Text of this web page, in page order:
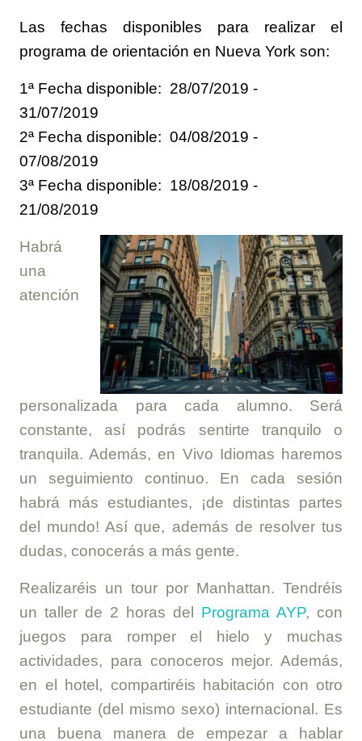
Las fechas disponibles para realizar el
programa de orientación en Nueva York son:
1ª Fecha disponible: 28/07/2019 -
31/07/2019
2ª Fecha disponible: 04/08/2019 -
07/08/2019
3ª Fecha disponible: 18/08/2019 -
21/08/2019
Habrá
una
atención
personalizada para cada alumno. Será
constante, así podrás sentirte tranquilo o
tranquila. Además, en Vivo Idiomas haremos
un seguimiento continuo. En cada sesión
habrá más estudiantes, ¡de distintas partes
del mundo! Así que, además de resolver tus
dudas, conocerás a más gente.
Realizaréis un tour por Manhattan. Tendréis
un taller de 2 horas del Programa AYP, con
juegos para romper el hielo y muchas
actividades, para conoceros mejor. Además,
en el hotel, compartiréis habitación con otro
estudiante (del mismo sexo) internacional. Es
una buena manera de empezar a hablar